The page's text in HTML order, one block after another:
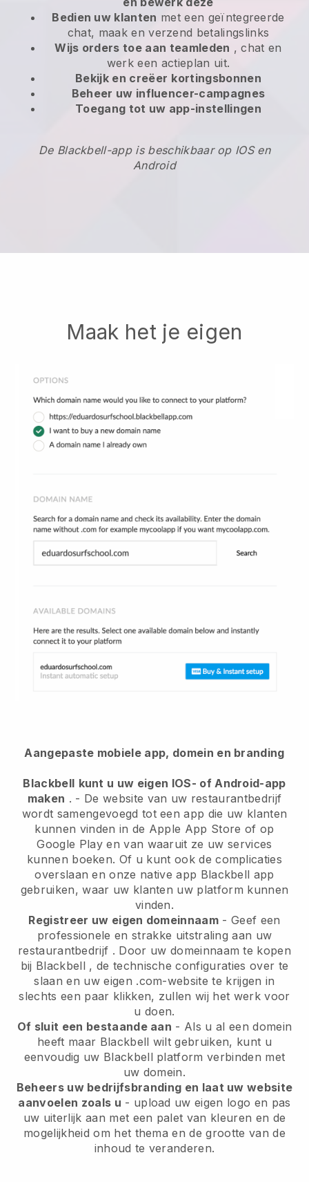
Bedien uw klanten met een geïntegreerde
chat, maak en verzend betalingslinks
Wijs orders toe aan teamleden , chat en
werk een actieplan uit.
Bekijk en creëer kortingsbonnen
Beheer uw influencer-campagnes
Toegang tot uw app-instellingen
De Blackbell-app is beschikbaar op IOS en
Android
Maak het je eigen
Aangepaste mobiele app, domein en branding
Blackbell kunt u uw eigen IOS- of Android-app
maken . - De website van uw restaurantbedrijf
wordt samengevoegd tot een app die uw klanten
kunnen vinden in de Apple App Store of op
Google Play en van waaruit ze uw services
kunnen boeken. Of u kunt ook de complicaties
overslaan en onze native app Blackbell app
gebruiken, waar uw klanten uw platform kunnen
vinden.
Registreer uw eigen domeinnaam - Geef een
professionele en strakke uitstraling aan uw
restaurantbedrijf . Door uw domeinnaam te kopen
bij Blackbell , de technische configuraties over te
slaan en uw eigen .com-website te krijgen in
slechts een paar klikken, zullen wij het werk voor
u doen.
Of sluit een bestaande aan - Als u al een domein
heeft maar Blackbell wilt gebruiken, kunt u
eenvoudig uw Blackbell platform verbinden met
uw domein.
Beheers uw bedrijfsbranding en laat uw website
aanvoelen zoals u - upload uw eigen logo en pas
uw uiterlijk aan met een palet van kleuren en de
mogelijkheid om het thema en de grootte van de
inhoud te veranderen.